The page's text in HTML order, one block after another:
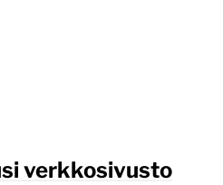
verkkosivusto